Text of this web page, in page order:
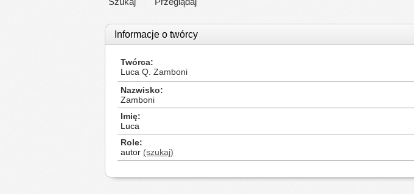
Informacje o twórcy
Twórca
Luca Q. Zamboni
Nazwisko
Zamboni
Imię
Luca
Role
autor (szukaj)